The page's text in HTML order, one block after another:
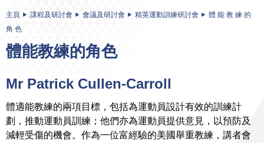
主頁 課程及研討會 會議及研討會 精英運動訓練研討會
體 能 教 練 的
角 色
體能教練的角色
Mr Patrick Cullen-Carroll
體適能教練的兩項目標，包括為運動員設計有效的訓練計
劃，推動運動員訓練；他們亦為運動員提供意見，以預防及
減輕受傷的機會。作為一位富經驗的美國舉重教練，講者會